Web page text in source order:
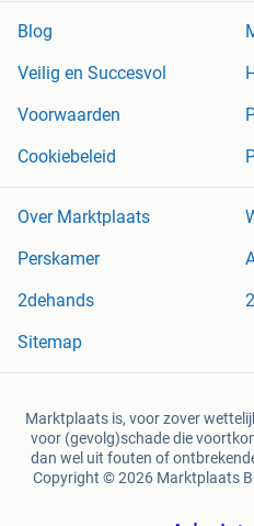
Blog
Veilig en Succesvol
Voorwaarden
Cookiebeleid
Over Marktplaats
Perskamer
2dehands
Sitemap
Marktplaats is, voor zover
voor (gevolg)schade die
dan wel uit fouten of
Copyright © 2026 Marktplaats